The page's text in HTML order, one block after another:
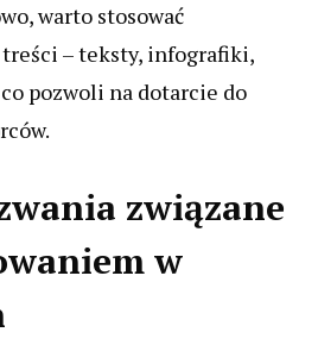
warto stosować
– teksty, infografiki,
pozwoli na dotarcie do
związane
w